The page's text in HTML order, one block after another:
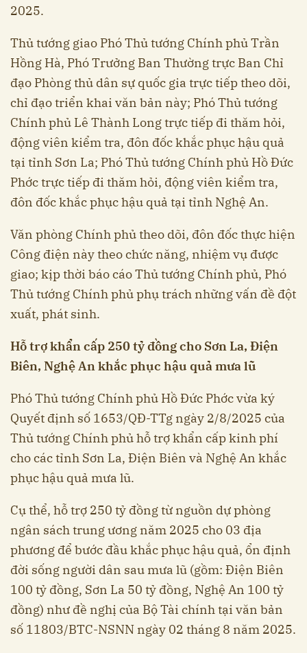
2025.
Thủ tướng giao Phó Thủ tướng Chính phủ Trần
Hồng Hà, Phó Trưởng Ban Thường trực Ban Chỉ
đạo Phòng thủ dân sự quốc gia trực tiếp theo dõi,
chỉ đạo triển khai văn bản này; Phó Thủ tướng
Chính phủ Lê Thành Long trực tiếp đi thăm hỏi,
động viên kiểm tra, đôn đốc khắc phục hậu quả
tại tỉnh Sơn La; Phó Thủ tướng Chính phủ Hồ Đức
Phớc trực tiếp đi thăm hỏi, động viên kiểm tra,
đôn đốc khắc phục hậu quả tại tỉnh Nghệ An.
Văn phòng Chính phủ theo dõi, đôn đốc thực hiện
Công điện này theo chức năng, nhiệm vụ được
giao; kịp thời báo cáo Thủ tướng Chính phủ, Phó
Thủ tướng Chính phủ phụ trách những vấn đề đột
xuất, phát sinh.
Hỗ trợ khẩn cấp 250 tỷ đồng cho Sơn La, Điện
Biên, Nghệ An khắc phục hậu quả mưa lũ
Phó Thủ tướng Chính phủ Hồ Đức Phớc vừa ký
Quyết định số 1653/QĐ-TTg ngày 2/8/2025 của
Thủ tướng Chính phủ hỗ trợ khẩn cấp kinh phí
cho các tỉnh Sơn La, Điện Biên và Nghệ An khắc
phục hậu quả mưa lũ.
Cụ thể, hỗ trợ 250 tỷ đồng từ nguồn dự phòng
ngân sách trung ương năm 2025 cho 03 địa
phương để bước đầu khắc phục hậu quả, ổn định
đời sống người dân sau mưa lũ (gồm: Điện Biên
100 tỷ đồng, Sơn La 50 tỷ đồng, Nghệ An 100 tỷ
đồng) như đề nghị của Bộ Tài chính tại văn bản
số 11803/BTC-NSNN ngày 02 tháng 8 năm 2025.